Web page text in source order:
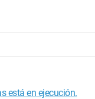
está en ejecución.